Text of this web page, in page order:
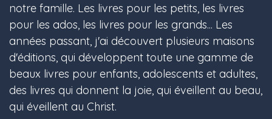
notre famille. Les livres pour les petits, les livres
pour les ados, les livres pour les grands... Les
années passant, j'ai découvert plusieurs maisons
d'éditions, qui développent toute une gamme de
beaux livres pour enfants, adolescents et adultes,
des livres qui donnent la joie, qui éveillent au beau,
qui éveillent au Christ.